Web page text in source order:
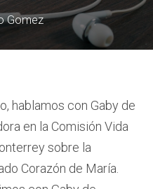
Gomez
hablamos con Gaby de
en la Comisión Vida
sobre la
Corazón de María.